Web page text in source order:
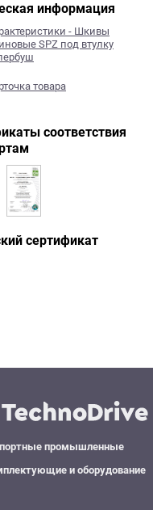
информация
- Шкивы
SPZ под втулку
товара
соответствия
сертификат
промышленные
и оборудование